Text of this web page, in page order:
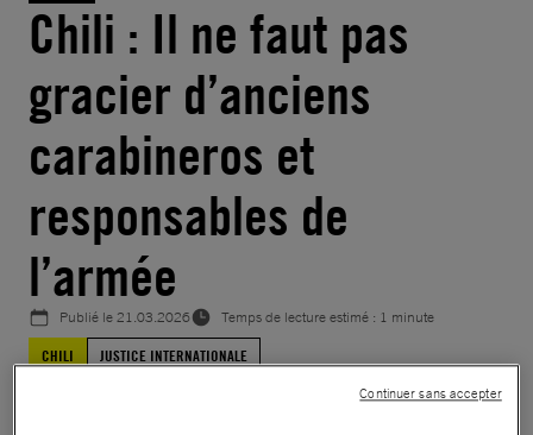
Chili : Il ne faut pas
gracier d’anciens
carabineros et
responsables de
l’armée
Publié le21.03.2026
Temps de lecture estimé : 1 minute
CHILI
JUSTICE INTERNATIONALE
Continuer sans accepter